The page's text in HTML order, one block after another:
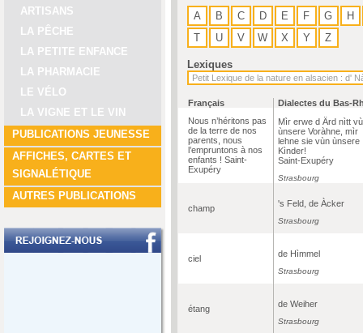
ARTISANS
LA PÊCHE
LA PETITE ENFANCE
LA PHARMACIE
LE VÉLO
LA VIGNE ET LE VIN
PUBLICATIONS JEUNESSE
AFFICHES, CARTES ET
SIGNALÉTIQUE
AUTRES PUBLICATIONS
A B C D E F G
H
T
U V W X Y Z
Lexiques
Français
Dialectes du Bas-
Nous n’héritons pas
de la terre de nos
parents, nous
l’empruntons à nos
enfants ! Saint-
Exupéry
Mìr erwe d Ärd nìtt
ùnsere Voràhne, mìr
lehne sie vùn ùnsere
Kìnder!
Saint-Exupéry
Strasbourg
champ 's Feld, de Àcker
Strasbourg
ciel de Hìmmel
Strasbourg
étang de Weiher
Strasbourg